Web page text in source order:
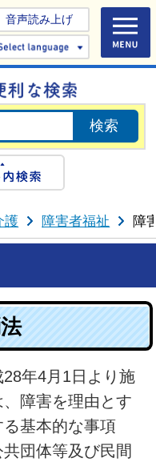
音声読み上げ
Select
索
護 障害者福祉 障
年4月1日より施
障害を理由とす
基本的な事項
団体等及び民間